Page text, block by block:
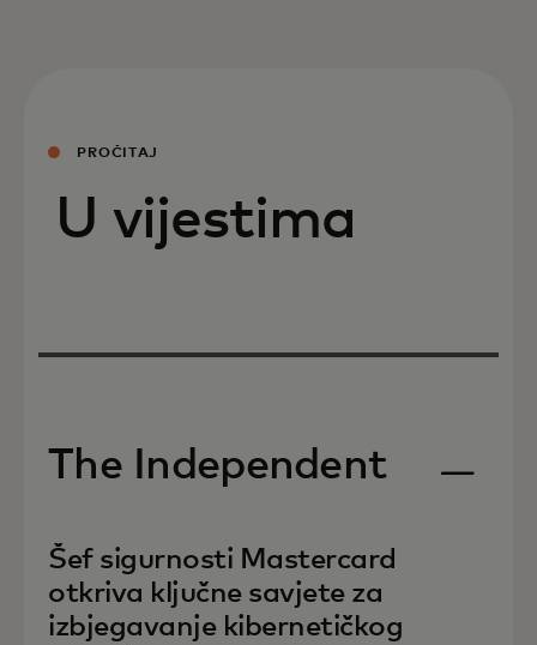
PROČITAJ
U vijestima
The Independent
Šef sigurnosti Mastercard
otkriva ključne savjete za
izbjegavanje kibernetičkog
opens in a new tab